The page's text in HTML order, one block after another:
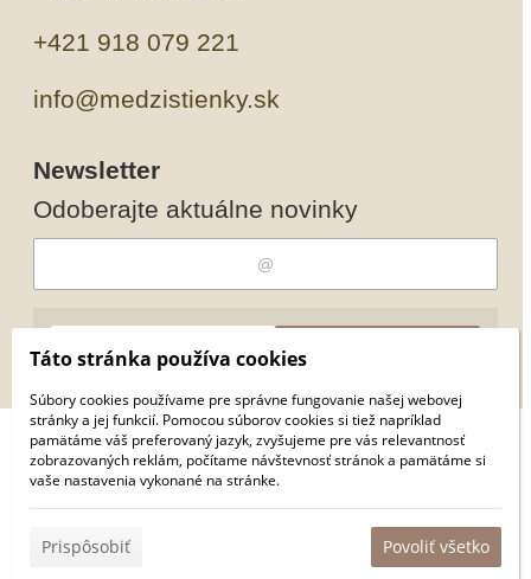
+421 918 079 221
info@medzistienky.sk
Newsletter
Odoberajte aktuálne novinky
© 2026 WEXBO |www.wexbo.com|Prihlásiť
Táto stránka používa cookies
Súbory cookies používame pre správne fungovanie našej webovej
stránky a jej funkcií. Pomocou súborov cookies si tiež napríklad
pamätáme váš preferovaný jazyk, zvyšujeme pre vás relevantnosť
zobrazovaných reklám, počítame návštevnosť stránok a pamätáme si
vaše nastavenia vykonané na stránke.
Prispôsobiť Povoliť všetko